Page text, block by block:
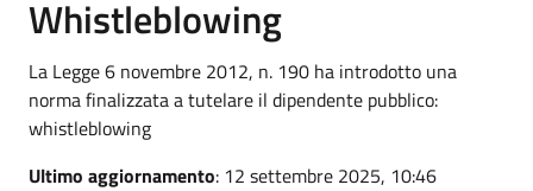
Whistleblowing
La Legge 6 novembre 2012, n. 190 ha introdotto una
norma finalizzata a tutelare il dipendente pubblico:
whistleblowing
Ultimo aggiornamento: 12 settembre 2025, 10:46